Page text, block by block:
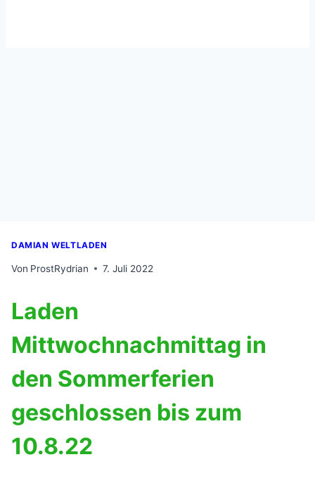
DAMIAN WELTLADEN
Von ProstRydrian 7. Juli 2022
Laden
Mittwochnachmittag in
den Sommerferien
geschlossen bis zum
10.8.22